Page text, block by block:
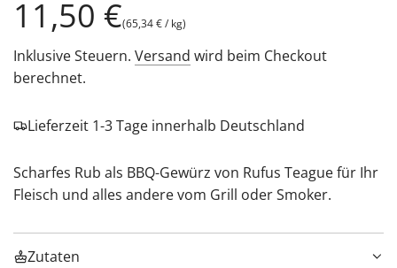
Regulärer
Preis
11,50 €(65,34 €/ kg)
Inklusive Steuern. Versand wird beim Checkout
berechnet.
Lieferzeit 1-3 Tage innerhalb Deutschland
Scharfes Rub als BBQ-Gewürz von Rufus Teague für Ihr
Fleisch und alles andere vom Grill oder Smoker.
Zutaten